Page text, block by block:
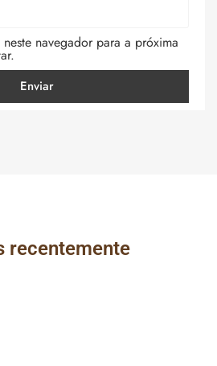
navegador para a próxima
recentemente